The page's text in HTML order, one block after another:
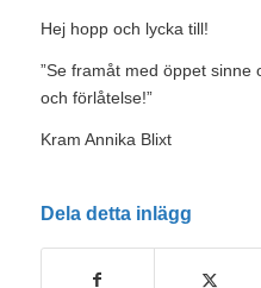
Hej hopp och lycka till!
”Se framåt med öppet sinne
och förlåtelse!”
Kram Annika Blixt
Dela detta inlägg